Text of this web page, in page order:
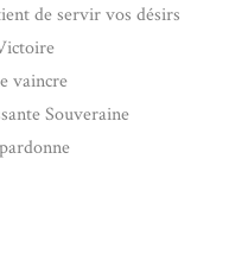
de servir vos désirs
vaincre
Souveraine